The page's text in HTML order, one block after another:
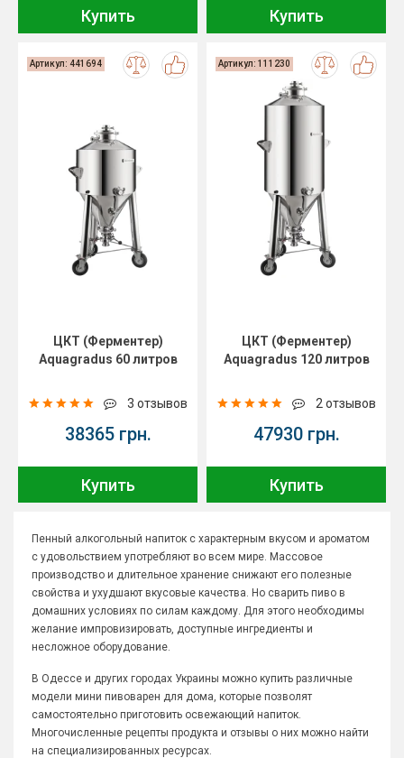
Купить Купить
Артикул: 441694
ЦКТ (Ферментер)
Aquagradus 60 литров
3 отзывов
38365 грн.
Купить
Артикул: 111230
ЦКТ (Ферментер)
Aquagradus 120 литров
2 отзывов
47930 грн.
Купить
Пенный алкогольный напиток с характерным вкусом и ароматом
с удовольствием употребляют во всем мире. Массовое
производство и длительное хранение снижают его полезные
свойства и ухудшают вкусовые качества. Но сварить пиво в
домашних условиях по силам каждому. Для этого необходимы
желание импровизировать, доступные ингредиенты и
несложное оборудование.
В Одессе и других городах Украины можно купить различные
модели мини пивоварен для дома, которые позволят
самостоятельно приготовить освежающий напиток.
Многочисленные рецепты продукта и отзывы о них можно найти
на специализированных ресурсах.